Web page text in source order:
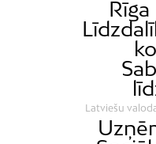
Katlakalns
Rīga
Latviešu